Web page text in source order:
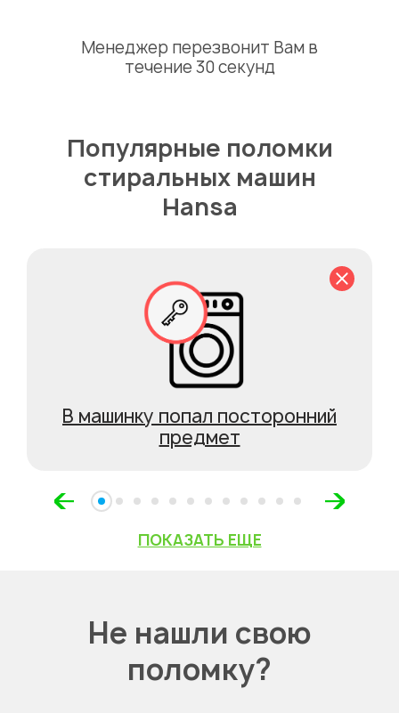
Менеджер перезвонит Вам в
течение 30 секунд
Популярные поломки
стиральных машин
Hansa
В машинку попал посторонний
предмет
ПОКАЗАТЬ ЕЩЕ
Не нашли свою
поломку?